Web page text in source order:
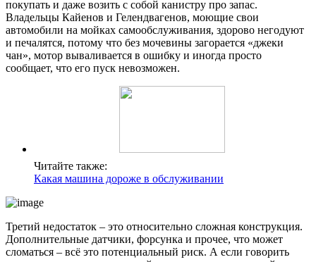
покупать и даже возить с собой канистру про запас.
Владельцы Кайенов и Гелендвагенов, моющие свои
автомобили на мойках самообслуживания, здорово негодуют
и печалятся, потому что без мочевины загорается «джеки
чан», мотор вываливается в ошибку и иногда просто
сообщает, что его пуск невозможен.
Читайте также:
Какая машина дороже в обслуживании
Третий недостаток – это относительно сложная конструкция.
Дополнительные датчики, форсунка и прочее, что может
сломаться – всё это потенциальный риск. А если говорить